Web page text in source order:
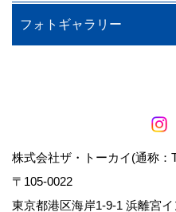
フォトギャラリー
株式会社ザ・トーカイ(通称
〒105-0022
東京都港区海岸1-9-1 浜離宮